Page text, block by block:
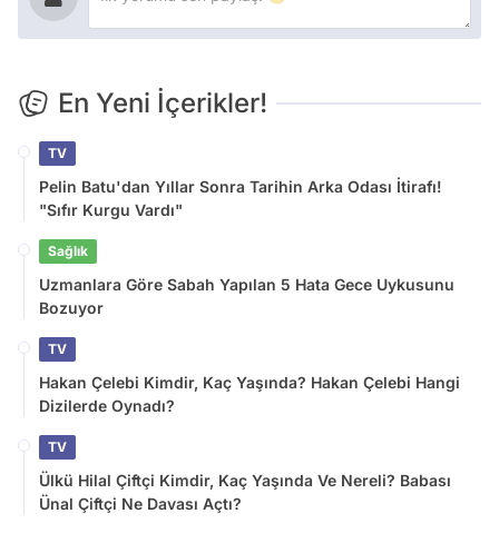
En Yeni İçerikler!
TV
Pelin Batu'dan Yıllar Sonra Tarihin Arka Odası İtirafı!
"Sıfır Kurgu Vardı"
Sağlık
Uzmanlara Göre Sabah Yapılan 5 Hata Gece Uykusunu
Bozuyor
TV
Hakan Çelebi Kimdir, Kaç Yaşında? Hakan Çelebi Hangi
Dizilerde Oynadı?
TV
Ülkü Hilal Çiftçi Kimdir, Kaç Yaşında Ve Nereli? Babası
Ünal Çiftçi Ne Davası Açtı?